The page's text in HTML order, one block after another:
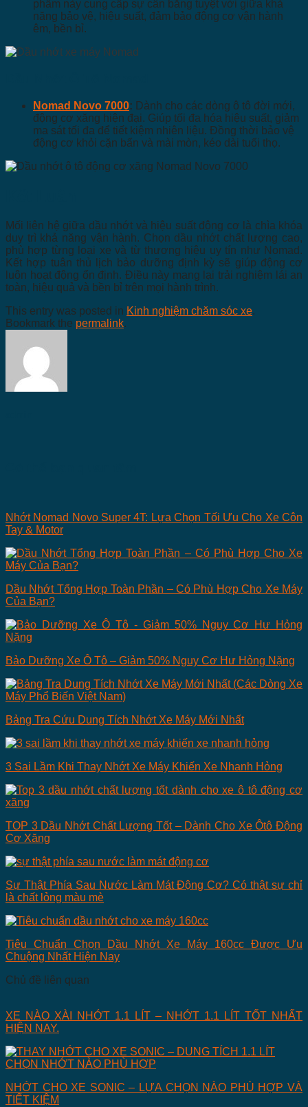
phẩm này cung cấp sự cân bằng tuyệt vời giữa khả
năng bảo vệ, hiệu suất, đảm bảo động cơ vận hành
êm, bền bỉ.
Nomad Novo 7000: Dành cho các dòng ô tô đời mới,
động cơ xăng hiện đại. Giúp tối đa hóa hiệu suất, giảm
ma sát tối đa để tiết kiệm nhiên liệu. Đồng thời bảo vệ
động cơ khỏi cặn bẩn và mài mòn, kéo dài tuổi thọ.
Mối liên hệ giữa dầu nhớt và hiệu suất động cơ là chìa khóa
duy trì khả năng vận hành. Chọn dầu nhớt chất lượng cao,
phù hợp từng loại xe và từ thương hiệu uy tín như Nomad.
Kết hợp tuân thủ lịch bảo dưỡng định kỳ sẽ giúp động cơ
luôn hoạt động ổn định. Điều này mang lại trải nghiệm lái an
toàn, hiệu quả và bền bỉ trên mọi hành trình.
This entry was posted in Kinh nghiệm chăm sóc xe.
Bookmark the permalink.
Nhớt Nomad Novo Super 4T: Lựa Chọn Tối Ưu Cho Xe Côn
Tay & Motor
Dầu Nhớt Tổng Hợp Toàn Phần – Có Phù Hợp Cho Xe Máy
Của Bạn?
Bảo Dưỡng Xe Ô Tô – Giảm 50% Nguy Cơ Hư Hỏng Nặng
Bảng Tra Cứu Dung Tích Nhớt Xe Máy Mới Nhất
3 Sai Lầm Khi Thay Nhớt Xe Máy Khiến Xe Nhanh Hỏng
TOP 3 Dầu Nhớt Chất Lượng Tốt – Dành Cho Xe Ôtô Động
Cơ Xăng
Sự Thật Phía Sau Nước Làm Mát Động Cơ? Có thật sự chỉ
là chất lỏng màu mè
Tiêu Chuẩn Chọn Dầu Nhớt Xe Máy 160cc Được Ưu
Chuộng Nhất Hiện Nay
Chủ đề liên quan
XE NÀO XÀI NHỚT 1.1 LÍT – NHỚT 1.1 LÍT TỐT NHẤT
HIỆN NAY.
NHỚT CHO XE SONIC – LỰA CHỌN NÀO PHÙ HỢP VÀ
TIẾT KIỆM